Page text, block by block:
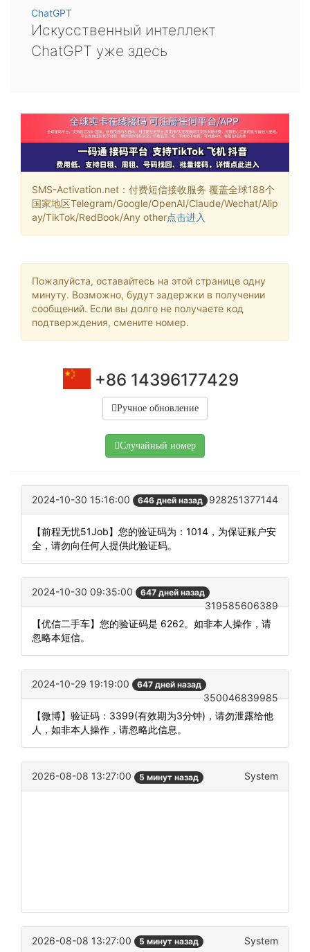
ChatGPT
Искусственный интеллект
ChatGPT уже здесь
SMS-Activation.net：付费短信接收服务 覆盖全球188个
国家地区Telegram/Google/OpenAI/Claude/Wechat/Alip
ay/TikTok/RedBook/Any other点击进入
Пожалуйста, оставайтесь на этой странице одну
минуту. Возможно, будут задержки в получении
сообщений. Если вы долго не получаете код
подтверждения, смените номер.
+86 14396177429
Ручное обновление
Случайный номер
2024-10-30 15:16:00 646 дней назад 928251377144
【前程无忧51Job】您的验证码为：1014，为保证账户安
全，请勿向任何人提供此验证码。
2024-10-30 09:35:00 647 дней назад
319585606389
【优信二手车】您的验证码是 6262。如非本人操作，请
忽略本短信。
2024-10-29 19:19:00 647 дней назад
350046839985
【微博】验证码：3399(有效期为3分钟)，请勿泄露给他
人，如非本人操作，请忽略此信息。
2026-08-08 13:27:00 5 минут назад System
2026-08-08 13:27:00 5 минут назад System